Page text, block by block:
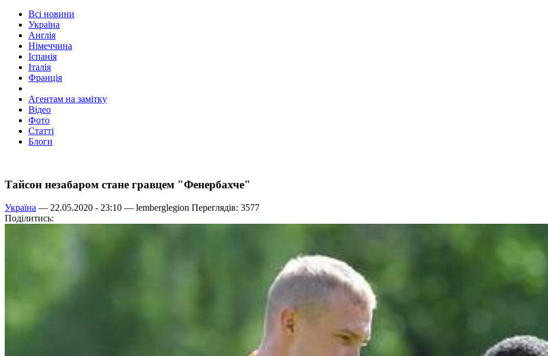
Всі новини
Україна
Англія
Німеччина
Іспанія
Італія
Франція
Агентам на замітку
Відео
Фото
Статті
Блоги
Тайсон незабаром стане гравцем "Фенербахче"
Україна — 22.05.2020 - 23:10 — lemberglegion Переглядів: 3577
Поділитись: